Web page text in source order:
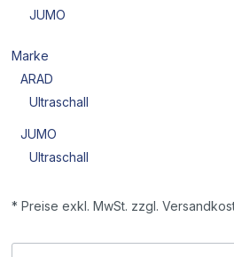
JUMO
Marke
ARAD
Ultraschall
JUMO
Ultraschall
* Preise exkl. MwSt. zzgl.